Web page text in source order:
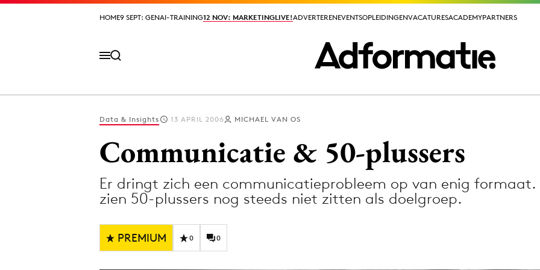
HOME9 SEPT: GENAI-TRAINING12 NOV: MARKETINGLIVE!ADVERTERENEVENTSOPLEIDINGENVACATURESACADEMYPARTNERS
HOME9 SEPT: GENAI-TRAINING12 NOV: MARKETINGLIVE!ADVERTERENEVENTSOPLEIDINGENVACATURESACADEMYPARTNERS
Digital transformation
Diversiteit
Data & Insights 13 APRIL 2006 MICHAEL VAN OS
Communicatie & 50-plussers
Er dringt zich een communicatieprobleem op van enig
zien 50-plussers nog steeds niet zitten als doelgroep.
PREMIUM 0 0